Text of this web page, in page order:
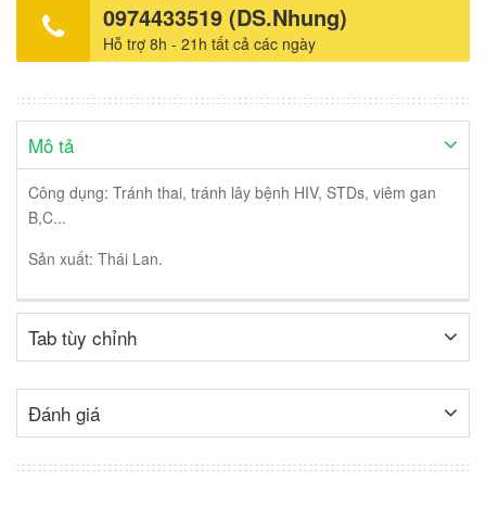
0974433519 (DS.Nhung)
Hỗ trợ 8h - 21h tất cả các ngày
Mô tả
Công dụng: Tránh thai, tránh lây bệnh HIV, STDs, viêm gan
B,C...
Sản xuất: Thái Lan.
Tab tùy chỉnh
Đánh giá